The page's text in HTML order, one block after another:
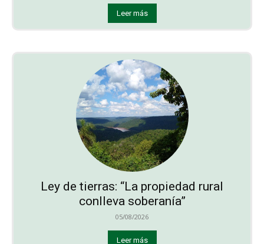
Leer más
Ley de tierras: “La propiedad rural
conlleva soberanía”
05/08/2026
Leer más